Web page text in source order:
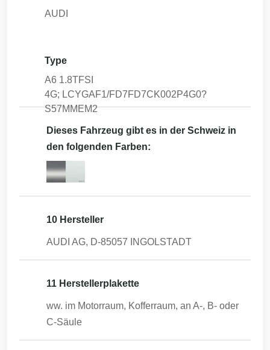
AUDI
Type
A6 1.8TFSI
4G; LCYGAF1/FD7FD7CK002P4G0?
S57MMEM2
Dieses Fahrzeug gibt es in der Schweiz in
den folgenden Farben:
10 Hersteller
AUDI AG, D-85057 INGOLSTADT
11 Herstellerplakette
ww. im Motorraum, Kofferraum, an A-, B- oder
C-Säule